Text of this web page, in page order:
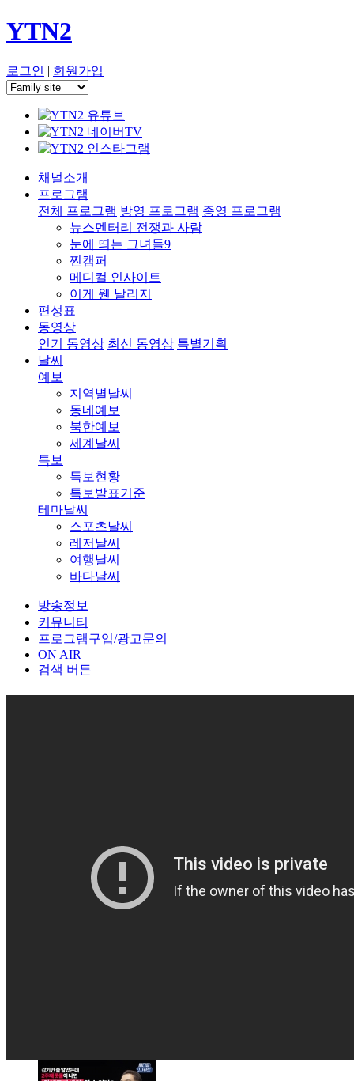
YTN2
로그인 | 회원가입
채널소개
프로그램
전체 프로그램 방영 프로그램 종영 프로그램
뉴스멘터리 전쟁과 사람
눈에 띄는 그녀들9
찐캠퍼
메디컬 인사이트
이게 웬 날리지
편성표
동영상
인기 동영상 최신 동영상 특별기획
날씨
예보
지역별날씨
동네예보
북한예보
세계날씨
특보
특보현황
특보발표기준
테마날씨
스포츠날씨
레저날씨
여행날씨
바다날씨
방송정보
커뮤니티
프로그램구입/광고문의
ON AIR
검색 버튼